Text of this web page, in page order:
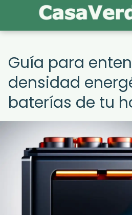
Guía para
densidad
baterías de tu